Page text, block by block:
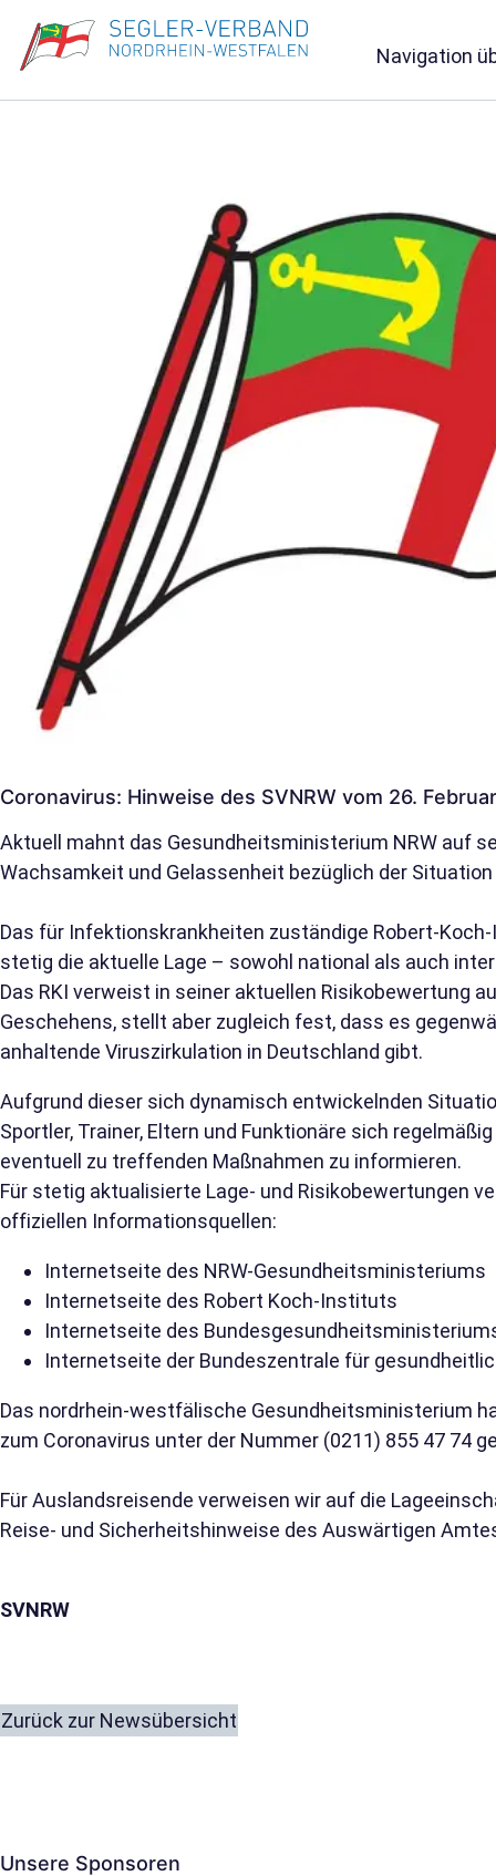
Navigation
Coronavirus: Hinweise des SVNRW vom 26.
Aktuell mahnt das Gesundheitsministerium NRW auf
Wachsamkeit und Gelassenheit bezüglich der Situation
Das für Infektionskrankheiten zuständige Robert-
stetig die aktuelle Lage – sowohl national als auch
Das RKI verweist in seiner aktuellen Risikobewertung
Geschehens, stellt aber zugleich fest, dass es
anhaltende Viruszirkulation in Deutschland gibt.
Aufgrund dieser sich dynamisch entwickelnden
Sportler, Trainer, Eltern und Funktionäre sich
eventuell zu treffenden Maßnahmen zu informieren.
Für stetig aktualisierte Lage- und Risikobewertungen
offiziellen Informationsquellen:
Internetseite des NRW-Gesundheitsministeriums
Internetseite des Robert Koch-Instituts
Internetseite des
Internetseite der Bundeszentrale für
Das nordrhein-westfälische Gesundheitsministerium
zum Coronavirus unter der Nummer (0211) 855 47 74
Für Auslandsreisende verweisen wir auf die
Reise- und Sicherheitshinweise des Auswärtigen
SVNRW
Zurück zur Newsübersicht
Unsere Sponsoren